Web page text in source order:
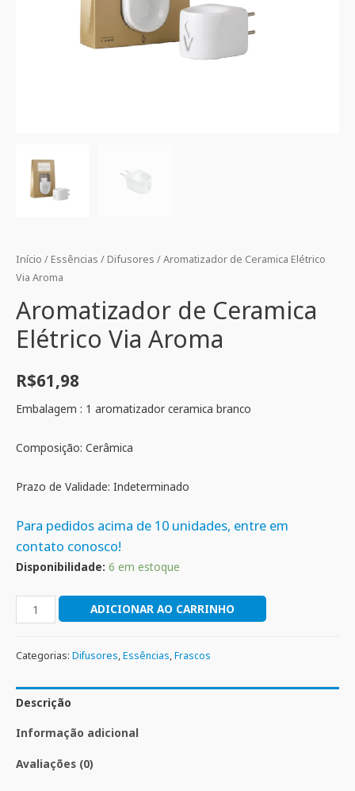
Início / Essências / Difusores / Aromatizador de Ceramica Elétrico
Via Aroma
Aromatizador de Ceramica
Elétrico Via Aroma
R$61,98
Embalagem : 1 aromatizador ceramica branco
Composição: Cerâmica
Prazo de Validade: Indeterminado
Para pedidos acima de 10 unidades, entre em
contato conosco!
Disponibilidade: 6 em estoque
ADICIONAR AO CARRINHO
Categorias: Difusores,Essências,Frascos
Descrição
Informação adicional
Avaliações (0)